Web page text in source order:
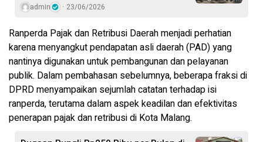
admin 23/06/2026
Ranperda Pajak dan Retribusi Daerah menjadi perhatian
karena menyangkut pendapatan asli daerah (PAD) yang
nantinya digunakan untuk pembangunan dan pelayanan
publik. Dalam pembahasan sebelumnya, beberapa fraksi di
DPRD menyampaikan sejumlah catatan terhadap isi
ranperda, terutama dalam aspek keadilan dan efektivitas
penerapan pajak dan retribusi di Kota Malang.